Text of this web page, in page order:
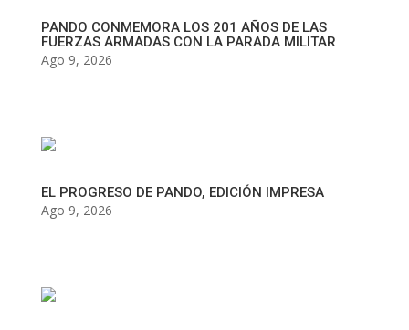
PANDO CONMEMORA LOS 201 AÑOS DE LAS
FUERZAS ARMADAS CON LA PARADA MILITAR
Ago 9, 2026
EL PROGRESO DE PANDO, EDICIÓN IMPRESA
Ago 9, 2026